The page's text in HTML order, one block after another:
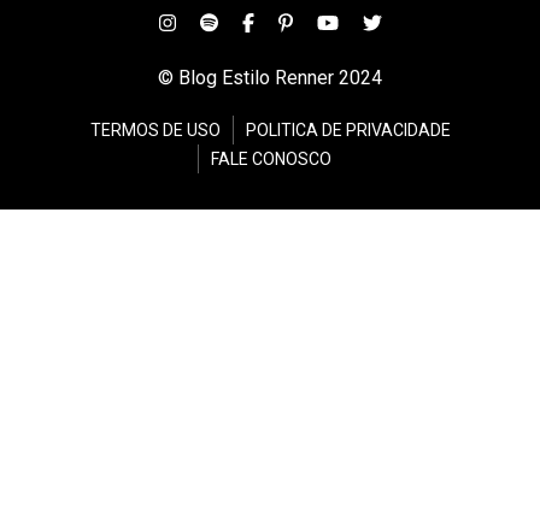
© Blog Estilo Renner 2024
TERMOS DE USO
POLITICA DE PRIVACIDADE
FALE CONOSCO